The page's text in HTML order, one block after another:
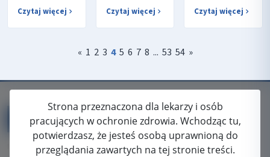
Czytaj więcej Czytaj więcej Czytaj więcej
« 1 2 3 4 5 6 7 8 ... 53 54 »
Strona przeznaczona dla lekarzy i osób
pracujących w ochronie zdrowia. Wchodząc tu,
potwierdzasz, że jesteś osobą uprawnioną do
przeglądania zawartych na tej stronie treści.
ISSN: 2080-5438